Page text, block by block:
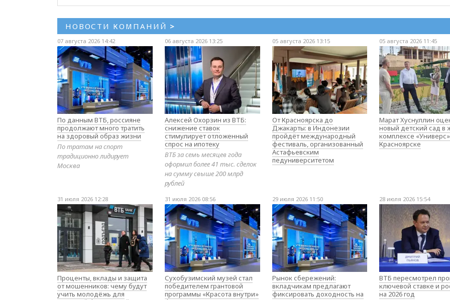
НОВОСТИ КОМПАНИЙ >
07 августа 2026 14:42
По данным ВТБ, россияне
продолжают много тратить
на здоровый образ жизни
По тратам на спорт
традиционно лидирует
Москва
06 августа 2026 13:25
Алексей Охорзин из ВТБ:
снижение ставок
стимулирует отложенный
спрос на ипотеку
ВТБ за семь месяцев года
оформил более 41 тыс. сделок
на сумму свыше 200 млрд
рублей
05 августа 2026 13:15
От Красноярска до
Джакарты: в Индонезии
пройдёт международный
фестиваль, организованный
Астафьевским
педуниверситетом
05 августа 2026 11:45
Марат Хуснуллин
новый детский сад в
комплексе
Красноярске
31 июля 2026 12:28
Проценты, вклады и защита
от мошенников: чему будут
учить молодёжь для
31 июля 2026 08:56
Сухобузимский музей стал
победителем грантовой
программы «Красота внутри»
29 июля 2026 11:50
Рынок сбережений:
вкладчикам предлагают
фиксировать доходность на
28 июля 2026 15:54
ВТБ пересмотрел
ключевой ставке и
на 2026 год